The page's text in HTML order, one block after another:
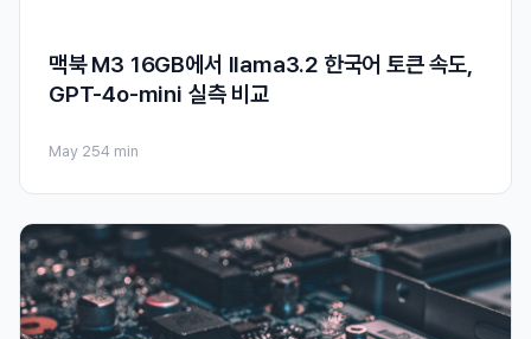
맥북 M3 16GB에서 llama3.2 한국어 토큰 속도,
GPT-4o-mini 실측 비교
May 254 min